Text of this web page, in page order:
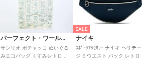
パーフェクト・ワールド・トーキョー
サンリオ ポチャッコ ぬいぐる
みエコバッグ くすみレトロシ
SALE
ナイキ
ｽﾎﾟｰﾂｱｸｾｻﾘｰ ナイキ ヘリテー
ジ S ウエスト パック レトロ